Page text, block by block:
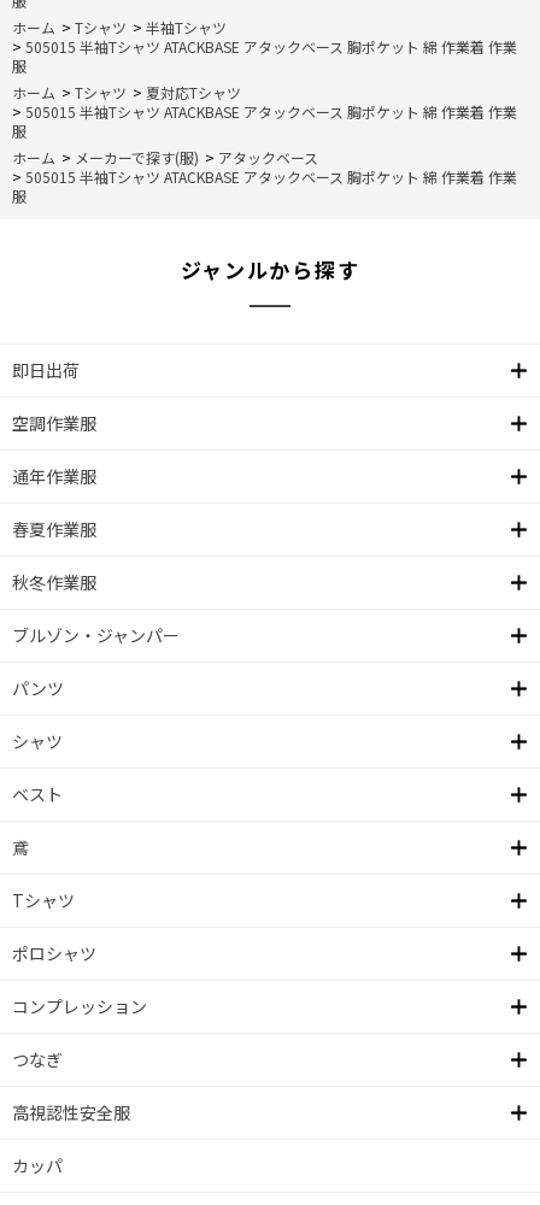
ホーム > Tシャツ > 半袖Tシャツ
> 505015 半袖Tシャツ ATACKBASE アタックベース 胸ポケット 綿 作業着 作業
服
ホーム > Tシャツ > 夏対応Tシャツ
> 505015 半袖Tシャツ ATACKBASE アタックベース 胸ポケット 綿 作業着 作業
服
ホーム > メーカーで探す(服) > アタックベース
> 505015 半袖Tシャツ ATACKBASE アタックベース 胸ポケット 綿 作業着 作業
服
ジャンルから探す
即日出荷
空調作業服
通年作業服
春夏作業服
秋冬作業服
ブルゾン・ジャンパー
パンツ
シャツ
ベスト
鳶
Tシャツ
ポロシャツ
コンプレッション
つなぎ
高視認性安全服
カッパ